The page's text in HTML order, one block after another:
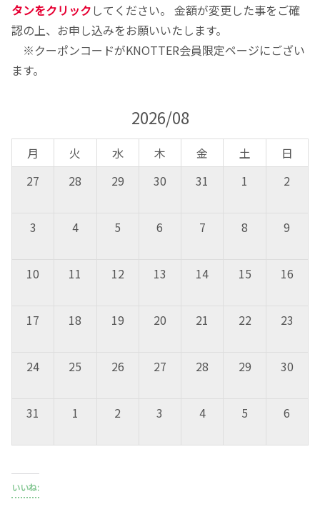
タンをクリック してください。 金額が変更した事をご確
認の上、お申し込みをお願いいたします。
※クーポンコードがKNOTTER会員限定ページにござい
ます。
2026/08
月 火 水 木 金 土
日
27
28 29 30 31 1 2
3 4 5 6 7 8 9
10 11 12 13 14 15 16
17 18 19 20 21 22 23
24 25 26 27 28 29 30
31 1 2 3 4 5 6
いいね: